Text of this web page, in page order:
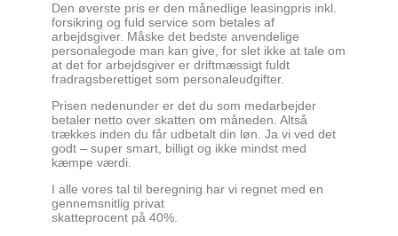
Den øverste pris er den månedlige leasingpris inkl.
forsikring og fuld service som betales af
arbejdsgiver. Måske det bedste anvendelige
personalegode man kan give, for slet ikke at tale om
at det for arbejdsgiver er driftmæssigt fuldt
fradragsberettiget som personaleudgifter.
Prisen nedenunder er det du som medarbejder
betaler netto over skatten om måneden. Altså
trækkes inden du får udbetalt din løn. Ja vi ved det
godt – super smart, billigt og ikke mindst med
kæmpe værdi.
I alle vores tal til beregning har vi regnet med en
gennemsnitlig privat
skatteprocent på 40%.